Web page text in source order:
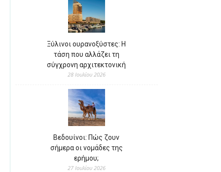
Ξύλινοι ουρανοξύστες: Η
τάση που αλλάζει τη
σύγχρονη αρχιτεκτονική
28 Ιουλίου 2026
Βεδουίνοι: Πώς ζουν
σήμερα οι νομάδες της
ερήμου;
27 Ιουλίου 2026